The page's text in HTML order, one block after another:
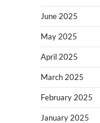
June 2025
May 2025
April 2025
March 2025
February 2025
January 2025